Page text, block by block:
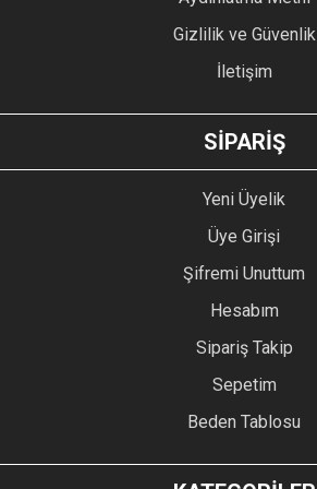
GÖNDER
Gizlilik ve Güvenlik
İletişim
SİPARİŞ
Yeni Üyelik
Üye Girişi
Şifremi Unuttum
Hesabım
Sipariş Takip
Sepetim
Beden Tablosu